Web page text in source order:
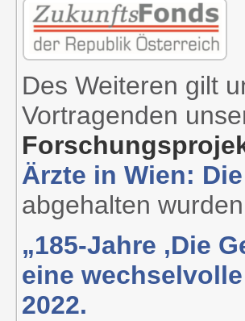
Des Weiteren gilt
Vortragenden
Ärzte in Wien:
abgehalten wurden
„185-Jahre ‚Die
eine
2022.